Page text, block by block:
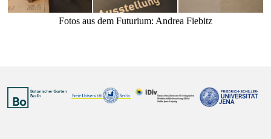
Fotos aus dem Futurium: Andrea Fiebitz